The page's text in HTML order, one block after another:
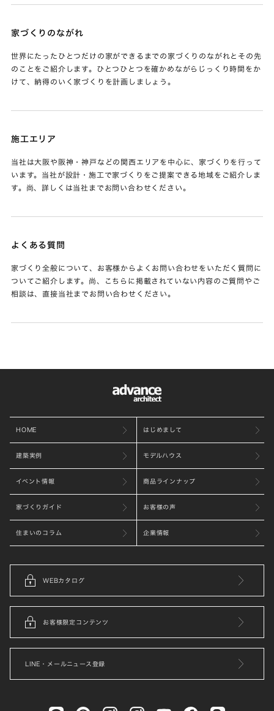
家づくりのながれ
世界にたったひとつだけの家ができるまでの家づくりのながれとその先
のことをご紹介します。ひとつひとつを確かめながらじっくり時間をか
けて、納得のいく家づくりを計画しましょう。
施工エリア
当社は大阪や阪神・神戸などの関西エリアを中心に、家づくりを行って
います。当社が設計・施工で家づくりをご提案できる地域をご紹介しま
す。尚、詳しくは当社までお問い合わせください。
よくある質問
家づくり全般について、お客様からよくお問い合わせをいただく質問に
ついてご紹介します。尚、こちらに掲載されていない内容のご質問やご
相談は、直接当社までお問い合わせください。
HOME はじめまして
建築実例 モデルハウス
イベント情報 商品ラインナップ
家づくりガイド お客様の声
住まいのコラム 企業情報
WEBカタログ
お客様限定コンテンツ
LINE・メールニュース登録